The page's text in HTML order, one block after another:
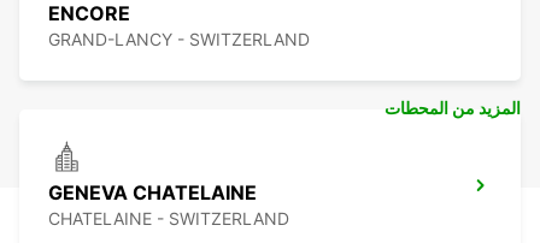
ENCORE
GRAND-LANCY - SWITZERLAND
GENEVA CHATELAINE
CHATELAINE - SWITZERLAND
المزيد من المحطات